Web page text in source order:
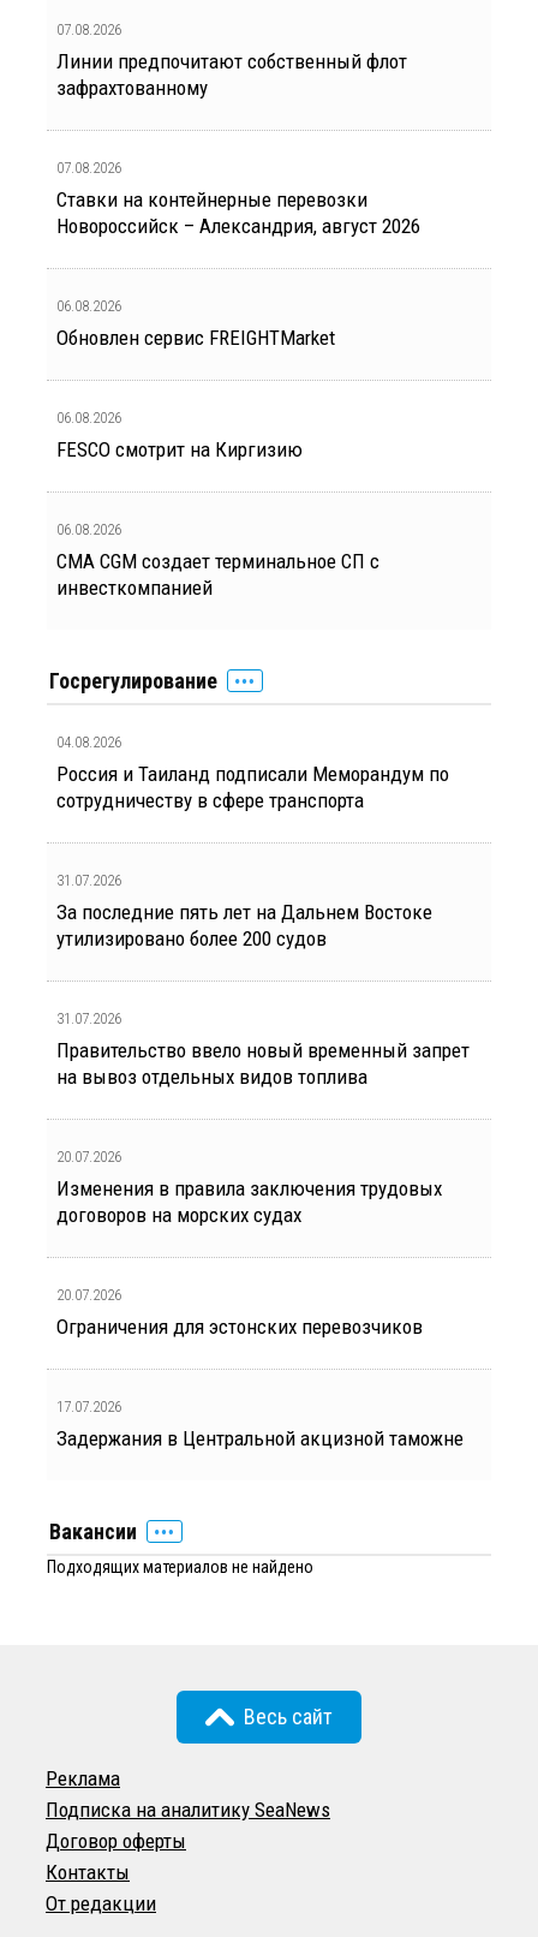
07.08.2026
Линии предпочитают собственный флот
зафрахтованному
07.08.2026
Ставки на контейнерные перевозки
Новороссийск – Александрия, август 2026
06.08.2026
Обновлен сервис FREIGHTMarket
06.08.2026
FESCO смотрит на Киргизию
06.08.2026
CMA CGM создает терминальное СП с
инвесткомпанией
Госрегулирование
04.08.2026
Россия и Таиланд подписали Меморандум по
сотрудничеству в сфере транспорта
31.07.2026
За последние пять лет на Дальнем Востоке
утилизировано более 200 судов
31.07.2026
Правительство ввело новый временный запрет
на вывоз отдельных видов топлива
20.07.2026
Изменения в правила заключения трудовых
договоров на морских судах
20.07.2026
Ограничения для эстонских перевозчиков
17.07.2026
Задержания в Центральной акцизной таможне
Вакансии
Подходящих материалов не найдено
Весь сайт
Реклама
Подписка на аналитику SeaNews
Договор оферты
Контакты
От редакции